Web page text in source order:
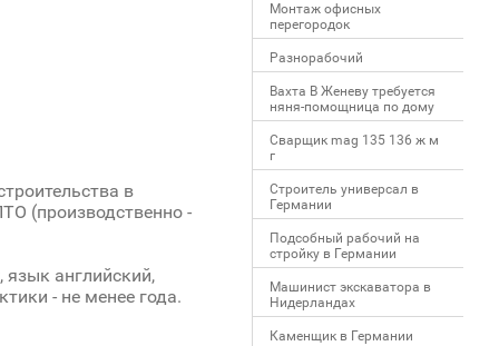
в
(производственно -
язык английский,
- не менее года.
Mонтаж офисных
перегородок
Разнорабочий
Вахта В Женеву требуется
няня-помощница по дому
Сварщик mag 135 136 ж м
г
Строитель универсал в
Германии
Подсобный рабочий на
стройку в Германии
Машинист экскаватора в
Нидерландах
Каменщик в Германии